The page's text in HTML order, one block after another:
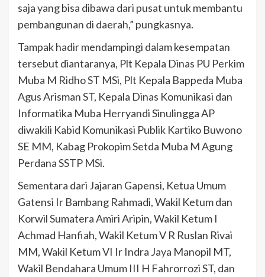
saja yang bisa dibawa dari pusat untuk membantu
pembangunan di daerah,” pungkasnya.
Tampak hadir mendampingi dalam kesempatan
tersebut diantaranya, Plt Kepala Dinas PU Perkim
Muba M Ridho ST MSi, Plt Kepala Bappeda Muba
Agus Arisman ST, Kepala Dinas Komunikasi dan
Informatika Muba Herryandi Sinulingga AP
diwakili Kabid Komunikasi Publik Kartiko Buwono
SE MM, Kabag Prokopim Setda Muba M Agung
Perdana SSTP MSi.
Sementara dari Jajaran Gapensi, Ketua Umum
Gatensi Ir Bambang Rahmadi, Wakil Ketum dan
Korwil Sumatera Amiri Aripin, Wakil Ketum I
Achmad Hanfiah, Wakil Ketum V R Ruslan Rivai
MM, Wakil Ketum VI Ir Indra Jaya Manopil MT,
Wakil Bendahara Umum III H Fahrorrozi ST, dan